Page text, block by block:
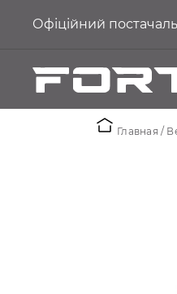
Офіційний
Главная